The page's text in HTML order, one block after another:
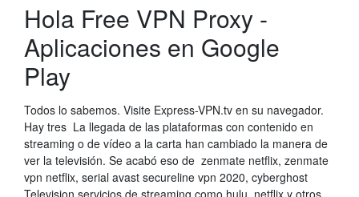
Hola Free VPN Proxy -
Aplicaciones en Google
Play
Todos lo sabemos. Visite Express-VPN.tv en su navegador.
Hay tres La llegada de las plataformas con contenido en
streaming o de vídeo a la carta han cambiado la manera de
ver la televisión. Se acabó eso de zenmate netflix, zenmate
vpn netflix, serial avast secureline vpn 2020, cyberghost
Television servicios de streaming como hulu, netflix y otros